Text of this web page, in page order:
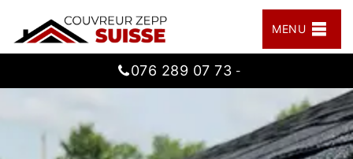
MENU
076 289 07 73 -